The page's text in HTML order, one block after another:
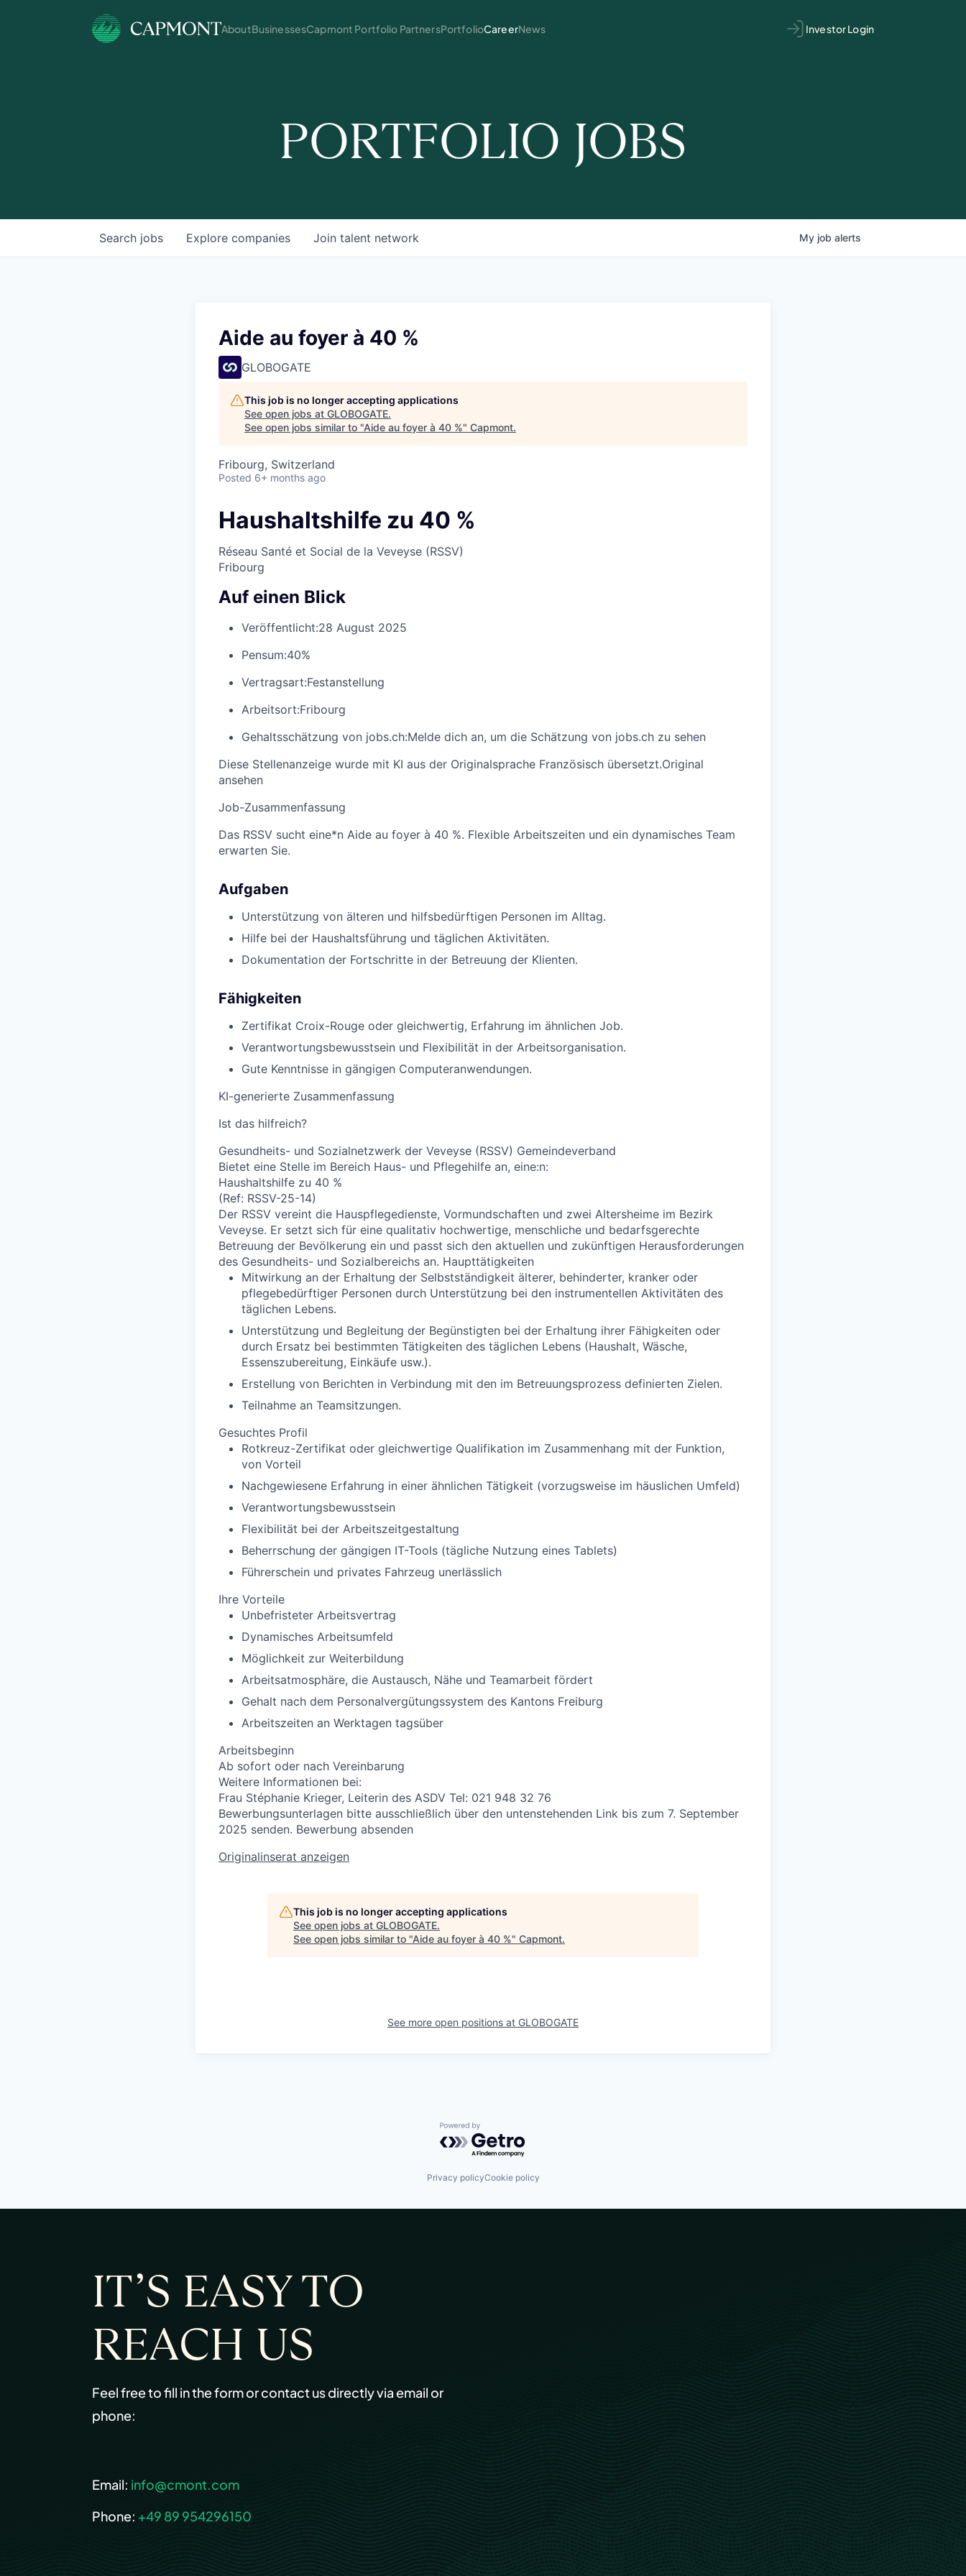
AboutBusinessesCapmont Portfolio PartnersPortfolioCareerNews Investor Login
PORTFOLIO JOBS
Search jobs Explore companies Join talent network My job alerts
Aide au foyer à 40 %
GLOBOGATE
This job is no longer accepting applications
See open jobs at GLOBOGATE.
See open jobs similar to "Aide au foyer à 40 %" Capmont.
Fribourg, Switzerland
Posted 6+ months ago
Haushaltshilfe zu 40 %
Réseau Santé et Social de la Veveyse (RSSV)
Fribourg
Auf einen Blick
Veröffentlicht:28 August 2025
Pensum:40%
Vertragsart:Festanstellung
Arbeitsort:Fribourg
Gehaltsschätzung von jobs.ch:Melde dich an, um die Schätzung von jobs.ch zu sehen
Diese Stellenanzeige wurde mit KI aus der Originalsprache Französisch übersetzt.Original
ansehen
Job-Zusammenfassung
Das RSSV sucht eine*n Aide au foyer à 40 %. Flexible Arbeitszeiten und ein dynamisches Team
erwarten Sie.
Aufgaben
Unterstützung von älteren und hilfsbedürftigen Personen im Alltag.
Hilfe bei der Haushaltsführung und täglichen Aktivitäten.
Dokumentation der Fortschritte in der Betreuung der Klienten.
Fähigkeiten
Zertifikat Croix-Rouge oder gleichwertig, Erfahrung im ähnlichen Job.
Verantwortungsbewusstsein und Flexibilität in der Arbeitsorganisation.
Gute Kenntnisse in gängigen Computeranwendungen.
KI-generierte Zusammenfassung
Ist das hilfreich?
Gesundheits- und Sozialnetzwerk der Veveyse (RSSV) Gemeindeverband
Bietet eine Stelle im Bereich Haus- und Pflegehilfe an, eine:n:
Haushaltshilfe zu 40 %
(Ref: RSSV-25-14)
Der RSSV vereint die Hauspflegedienste, Vormundschaften und zwei Altersheime im Bezirk
Veveyse. Er setzt sich für eine qualitativ hochwertige, menschliche und bedarfsgerechte
Betreuung der Bevölkerung ein und passt sich den aktuellen und zukünftigen Herausforderungen
des Gesundheits- und Sozialbereichs an. Haupttätigkeiten
Mitwirkung an der Erhaltung der Selbstständigkeit älterer, behinderter, kranker oder
pflegebedürftiger Personen durch Unterstützung bei den instrumentellen Aktivitäten des
täglichen Lebens.
Unterstützung und Begleitung der Begünstigten bei der Erhaltung ihrer Fähigkeiten oder
durch Ersatz bei bestimmten Tätigkeiten des täglichen Lebens (Haushalt, Wäsche,
Essenszubereitung, Einkäufe usw.).
Erstellung von Berichten in Verbindung mit den im Betreuungsprozess definierten Zielen.
Teilnahme an Teamsitzungen.
Gesuchtes Profil
Rotkreuz-Zertifikat oder gleichwertige Qualifikation im Zusammenhang mit der Funktion,
von Vorteil
Nachgewiesene Erfahrung in einer ähnlichen Tätigkeit (vorzugsweise im häuslichen Umfeld)
Verantwortungsbewusstsein
Flexibilität bei der Arbeitszeitgestaltung
Beherrschung der gängigen IT-Tools (tägliche Nutzung eines Tablets)
Führerschein und privates Fahrzeug unerlässlich
Ihre Vorteile
Unbefristeter Arbeitsvertrag
Dynamisches Arbeitsumfeld
Möglichkeit zur Weiterbildung
Arbeitsatmosphäre, die Austausch, Nähe und Teamarbeit fördert
Gehalt nach dem Personalvergütungssystem des Kantons Freiburg
Arbeitszeiten an Werktagen tagsüber
Arbeitsbeginn
Ab sofort oder nach Vereinbarung
Weitere Informationen bei:
Frau Stéphanie Krieger, Leiterin des ASDV Tel: 021 948 32 76
Bewerbungsunterlagen bitte ausschließlich über den untenstehenden Link bis zum 7. September
2025 senden. Bewerbung absenden
Originalinserat anzeigen
This job is no longer accepting applications
See open jobs at GLOBOGATE.
See open jobs similar to "Aide au foyer à 40 %" Capmont.
See more open positions at GLOBOGATE
Powered by Getro.com
Privacy policyCookie policy
IT’S EASY TO
REACH US
Feel free to fill in the form or contact us directly via email or
phone:
Email: info@cmont.com
Phone: +49 89 954296150